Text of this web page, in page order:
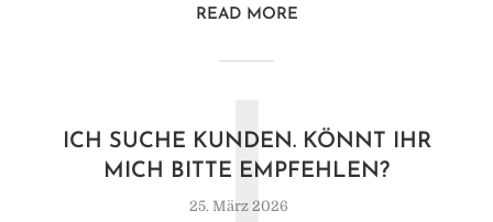
READ MORE
ICH SUCHE KUNDEN. KÖNNT IHR
MICH BITTE EMPFEHLEN?
25. März 2026